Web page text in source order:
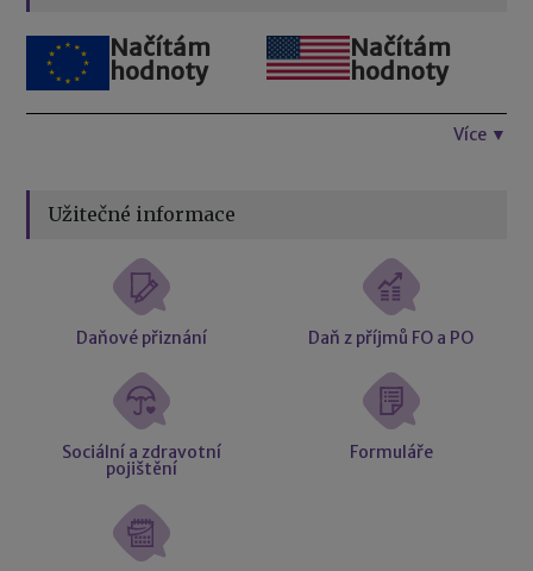
Načítám
hodnoty
Načítám
hodnoty
Více ▼
Užitečné informace
Daňové přiznání Daň z příjmů FO a PO
Sociální a zdravotní
pojištění
Formuláře